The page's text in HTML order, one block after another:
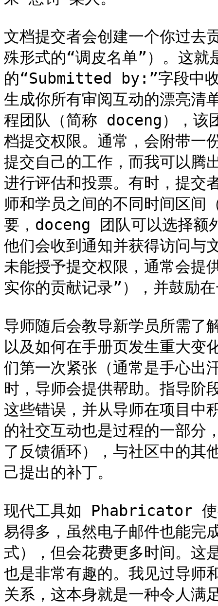
文档提交者会创建一个你过去
殊形式的“调皮名单”）。这就
的“Submitted by:”字段中
生成你所有审阅互动的漂亮清
程团队（简称 doceng），该
档提交权限。通常，会附带一
提交自己的工作，而我可以腾
进行评估和投票。有时，提交
师和学员之间的不同时间区间
要，doceng 团队可以选择额
他们会收到通知并获得访问与
未能授予提交权限，通常会提
实你的贡献记录”），并鼓励
导师随后会教导新学员所需了
以及如何在手册页发生重大
们第一次紧张（通常是手心出
时，导师会提供帮助。指导阶
这些错误，并从导师在项目中
的社交互动也是过程的一部分
了反馈循环），与社区中的其
己提出的补丁。
现代工具如 Phabricator 使
易得多，虽然电子邮件也能完
式），但会花费更多时间。这
也是非常有趣的。我见过导师
关系，这本身就是一种令人满